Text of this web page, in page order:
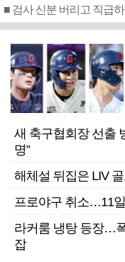
새 축구협회장 선출
명”
해체설 뒤집은 LIV
프로야구 취소…11
라커룸 냉탕 등장…
잡